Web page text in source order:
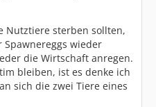
Nutztiere sterben sollten,
wieder
die Wirtschaft anregen.
bleiben, ist es denke ich
sich die zwei Tiere eines